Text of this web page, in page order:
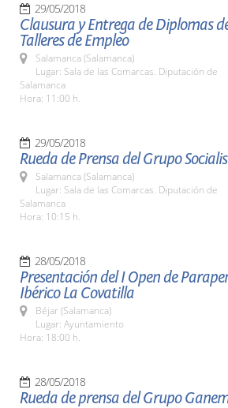
29/05/2018
Clausura y Entrega de Diplomas
Talleres de Empleo
Salamanca (Salamanca)
Lugar: Sala de las Comarcas. Diputación de
Salamanca
Hora: 11:00 h.
29/05/2018
Rueda de Prensa del Grupo
Salamanca (Salamanca)
Lugar: Sala de las Comarcas. Diputación de
Salamanca
Hora: 10:15 h.
28/05/2018
Presentación del I Open de
Ibérico La Covatilla
Béjar (Salamanca)
Lugar: Ayuntamiento
Hora: 18:00 h.
28/05/2018
Rueda de prensa del Grupo